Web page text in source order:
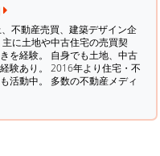
不動産売買、建築デザイン企
に土地や中古住宅の売買契
を経験。 自身でも土地、中古
験あり。 2016年より住宅・不
活動中。 多数の不動産メディ